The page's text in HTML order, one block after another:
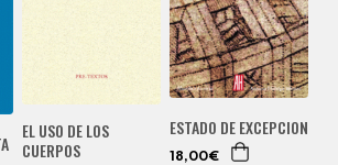
EL USO DE LOS
CUERPOS
ESTADO DE EXCEPCION
18,00€